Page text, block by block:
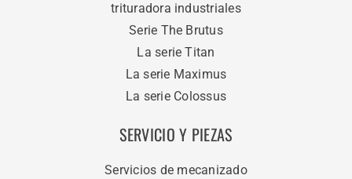
trituradora industriales
Serie The Brutus
La serie Titan
La serie Maximus
La serie Colossus
SERVICIO Y PIEZAS
Servicios de mecanizado